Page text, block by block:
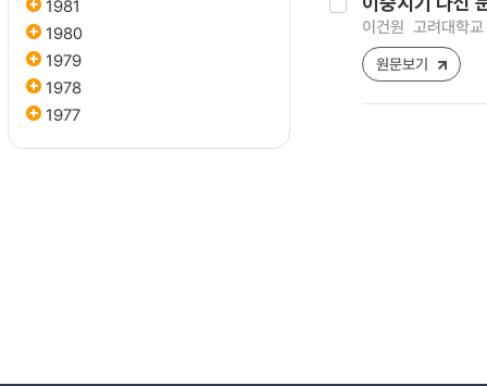
1981
1980
1979
1978
1977
이건원 고려대학
원문보기